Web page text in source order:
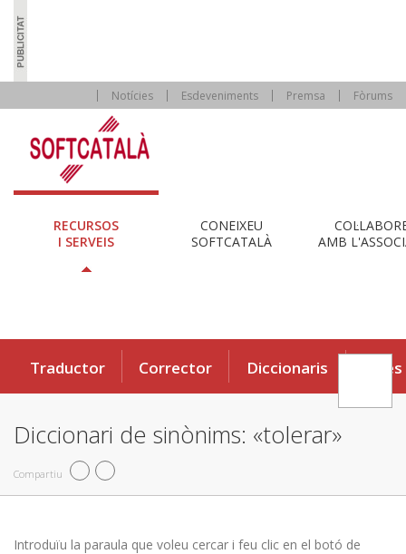
Notícies Esdeveniments Premsa Fòrums
RECURSOS
I SERVEIS
CONEIXEU
SOFTCATALÀ
AMB
Traductor Corrector Diccionaris Eines
Diccionari de sinònims: «tolerar»
Compartiu
Introduïu la paraula que voleu cercar i feu clic en el botó de